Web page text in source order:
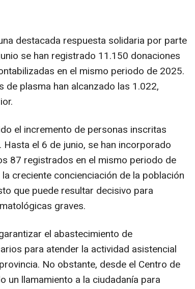
destacada respuesta solidaria por parte
se han registrado 11.150 donaciones
en el mismo periodo de 2025.
de plasma han alcanzado las 1.022,
el incremento de personas inscritas
el 6 de junio, se han incorporado
87 registrados en el mismo periodo de
creciente concienciación de la población
que puede resultar decisivo para
graves.
el abastecimiento de
para atender la actividad asistencial
No obstante, desde el Centro de
un llamamiento a la ciudadanía para